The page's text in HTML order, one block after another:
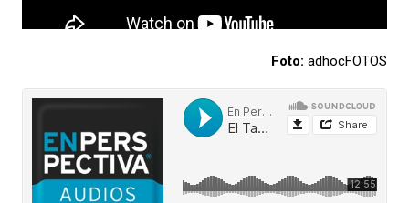
Foto: adhocFOTOS